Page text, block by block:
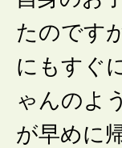
たのです
にもすぐ
ゃんのよ
が早めに